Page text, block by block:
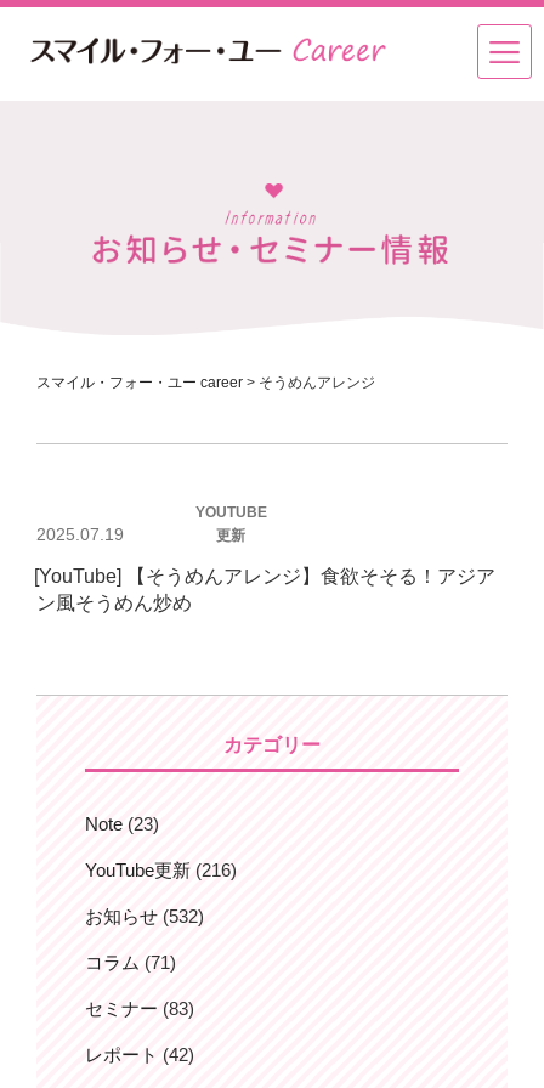
スマイル・フォー・ユー career > そうめんアレンジ
稿
2025.07.19
YOUTUBE
更新
[YouTube] 【そうめんアレンジ】食欲そそる！アジア
ン風そうめん炒め
カテゴリー
Note (23)
YouTube更新 (216)
お知らせ (532)
コラム (71)
セミナー (83)
レポート (42)